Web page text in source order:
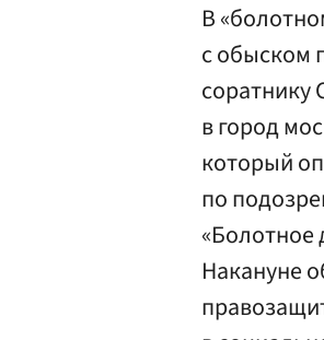
В
с обыском
в город
который
по
«Болотное
Накануне